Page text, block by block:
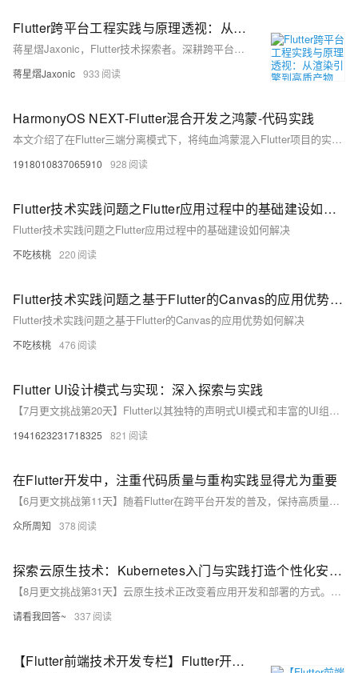
Flutter跨平台工程实践与原理透视：从渲染引擎到高质产物
蒋星熠Jaxonic，Flutter技术探索者。深耕跨平台开发，专注自绘引擎、性能调优与工程化实践。从渲染原理到生产落地，分享可复用的架构思维与最佳实践，助力开发者打造高效稳定的应用体验。
蒋星熠Jaxonic 933
HarmonyOS NEXT-Flutter混合开发之鸿蒙-代码实践
本文介绍了在Flutter三端分离模式下，将纯血鸿蒙混入Flutter项目的实践经验。基于咸鱼团队的flutter_boost和自定义FlutterPlugin实现，涵盖环境搭建、Flutter模块创建、flutter_boost集成、鸿蒙侧适配、双端通信及原生调用等内容。详细说明了Flutter与鸿蒙间的页面跳转、数据传递及方法调用的实现方式，为开发者提供参考。总结指出，通过管理页面栈和实现双端交互，可满足常规开发需求。
1918010837065910 928
Flutter技术实践问题之Flutter应用过程中的基础建设如何解决
Flutter技术实践问题之Flutter应用过程中的基础建设如何解决
不吃核桃 220
Flutter技术实践问题之基于Flutter的Canvas的应用优势如何解决
Flutter技术实践问题之基于Flutter的Canvas的应用优势如何解决
不吃核桃 476
Flutter UI设计模式与实现：深入探索与实践
【7月更文挑战第20天】Flutter以其独特的声明式UI模式和丰富的UI组件库，为移动应用开发提供了强大的支持。通过深入理解Flutter的UI设计模式和实现技巧，开发者可以构建出高性能、可维护性强的UI界面。同时，随着Flutter生态的不断完善和发展，相信未来Flutter将在移动应用开发领域发挥更加重要的作用。
1941623231718325 821
在Flutter开发中，注重代码质量与重构实践显得尤为重要
【6月更文挑战第11天】随着Flutter在跨平台开发的普及，保持高质量代码成为开发者关注的重点。良好的代码质量关乎应用性能、稳定性和开发效率。为提升Flutter代码质量，开发者应遵循最佳实践，编写可读性高的代码，实施代码审查和自动化测试。重构实践在应对代码复杂性时也至关重要，包括识别重构时机、制定计划、逐步操作及利用重构工具。注重代码质量和重构是Flutter开发成功的关键。
众所周知 378
探索云原生技术：Kubernetes入门与实践打造个性化安卓应用：从零开始的Flutter之旅
【8月更文挑战第31天】云原生技术正改变着应用开发和部署的方式。本文将带你了解云原生的基石——Kubernetes，通过实际的代码示例，从安装到部署一个简单的应用，让你迅速掌握Kubernetes的核心概念和操作方法。无论你是初学者还是有一定经验的开发者，这篇文章都将成为你进入云原生世界的桥梁。
请看我回答~ 337
【Flutter前端技术开发专栏】Flutter开发中的代码质量与重构实践